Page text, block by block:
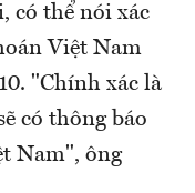
có thể nói xác
Việt Nam
"Chính xác là
có thông báo
Nam", ông